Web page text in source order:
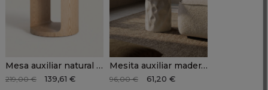
Mesa auxiliar natural KELAN
219,00 € 139,61 €
Mesita auxiliar madera ORLAN
96,00 € 61,20 €